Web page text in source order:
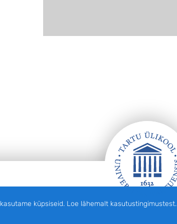
küpsiseid. Loe lähemalt kasutustingimustest.